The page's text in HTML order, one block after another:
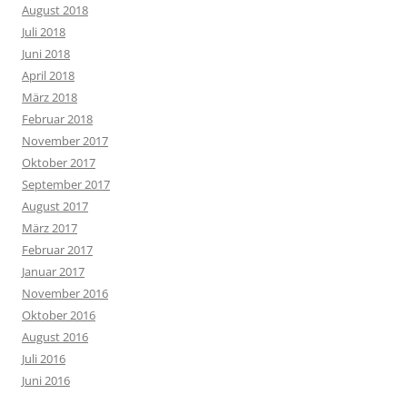
August 2018
Juli 2018
Juni 2018
April 2018
März 2018
Februar 2018
November 2017
Oktober 2017
September 2017
August 2017
März 2017
Februar 2017
Januar 2017
November 2016
Oktober 2016
August 2016
Juli 2016
Juni 2016